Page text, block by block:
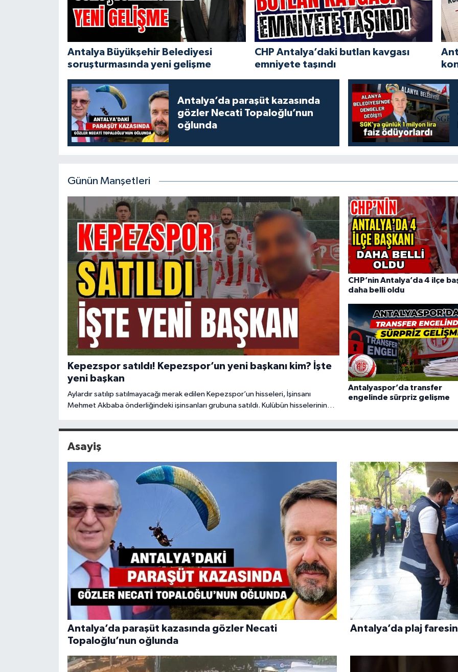
Antalya Büyükşehir Belediyesi
soruşturmasında yeni gelişme
CHP Antalya’daki butlan kavgası
emniyete taşındı
Antalya’da paraşüt kazasında
gözler Necati Topaloğlu’nun
oğlunda
Günün Manşetleri
Kepezspor satıldı! Kepezspor’un yeni başkanı kim? İşte
yeni başkan
Aylardır satılıp satılmayacağı merak edilen Kepezspor’un hisseleri, İşinsanı
Mehmet Akbaba önderliğindeki işinsanları grubuna satıldı. Kulübün hisselerinin
önümüzdeki günlerde açıklanacak.
CHP’nin Antalya’da 4 ilçe
daha belli oldu
Antalyaspor’da transfer
engelinde sürpriz gelişme
Asayiş
Antalya’da paraşüt kazasında gözler Necati
Topaloğlu’nun oğlunda
Antalya’da plaj